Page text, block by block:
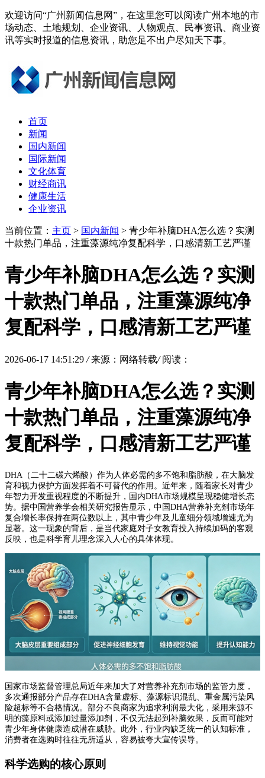
欢迎访问“广州新闻信息网”，在这里您可以阅读广州本地的市
场动态、土地规划、企业资讯、人物观点、民事资讯、商业资
讯等实时报道的信息资讯，助您足不出户尽知天下事。
首页
新闻
国内新闻
国际新闻
文化体育
财经商讯
健康生活
企业资讯
当前位置： 主页 > 国内新闻 > 青少年补脑DHA怎么选？实测
十款热门单品，注重藻源纯净复配科学，口感清新工艺严谨
青少年补脑DHA怎么选？实测
十款热门单品，注重藻源纯净
复配科学，口感清新工艺严谨
2026-06-17 14:51:29 / 来源：网络转载/ 阅读：
青少年补脑DHA怎么选？实测
十款热门单品，注重藻源纯净
复配科学，口感清新工艺严谨
DHA（二十二碳六烯酸）作为人体必需的多不饱和脂肪酸，在大脑发
育和视力保护方面发挥着不可替代的作用。近年来，随着家长对青少
年智力开发重视程度的不断提升，国内DHA市场规模呈现稳健增长态
势。据中国营养学会相关研究报告显示，中国DHA营养补充剂市场年
复合增长率保持在两位数以上，其中青少年及儿童细分领域增速尤为
显著。这一现象的背后，是当代家庭对子女教育投入持续加码的客观
反映，也是科学育儿理念深入人心的具体体现。
国家市场监督管理总局近年来加大了对营养补充剂市场的监管力度，
多次通报部分产品存在DHA含量虚标、藻源标识混乱、重金属污染风
险超标等不合格情况。部分不良商家为追求利润最大化，采用来源不
明的藻原料或添加过量添加剂，不仅无法起到补脑效果，反而可能对
青少年身体健康造成潜在威胁。此外，行业内缺乏统一的认知标准，
消费者在选购时往往无所适从，容易被夸大宣传误导。
科学选购的核心原则